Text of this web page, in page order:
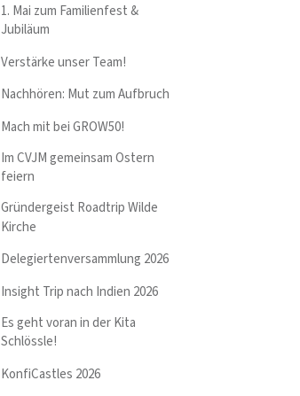
1. Mai zum Familienfest &
Jubiläum
Verstärke unser Team!
Nachhören: Mut zum Aufbruch
Mach mit bei GROW50!
Im CVJM gemeinsam Ostern
feiern
Gründergeist Roadtrip Wilde
Kirche
Delegiertenversammlung 2026
Insight Trip nach Indien 2026
Es geht voran in der Kita
Schlössle!
KonfiCastles 2026